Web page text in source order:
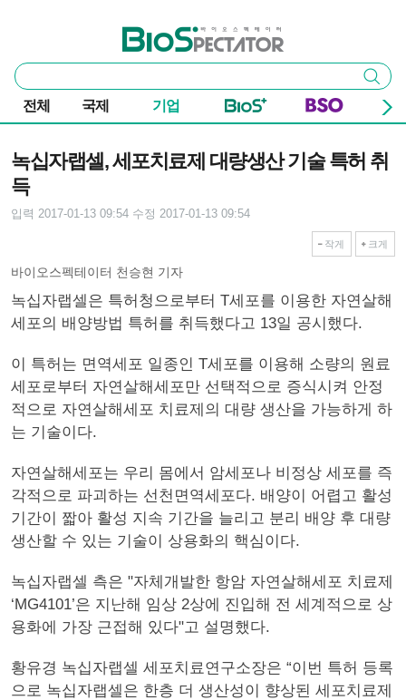
바이오스펙테이터
통
합
검
색
검색
전체 국제 기업
녹십자랩셀, 세포치료제 대량생산 기술 특허 취
득
입력 2017-01-13 09:54 수정 2017-01-13 09:54
작게 크게
바이오스펙테이터 천승현 기자
녹십자랩셀은 특허청으로부터 T세포를 이용한 자연살해
세포의 배양방법 특허를 취득했다고 13일 공시했다.
​이 특허는 면역세포 일종인 T세포를 이용해 소량의 원료
세포로부터 자연살해세포만 선택적으로 증식시켜 안정
적으로 자연살해세포 치료제의 대량 생산을 가능하게 하
는 기술이다.
자연살해세포는 우리 몸에서 암세포나 비정상 세포를 즉
각적으로 파괴하는 선천면역세포다. 배양이 어렵고 활성
기간이 짧아 활성 지속 기간을 늘리고 분리 배양 후 대량
생산할 수 있는 기술이 상용화의 핵심이다.
녹십자랩셀 측은 "자체개발한 항암 자연살해세포 치료제
‘MG4101’은 지난해 임상 2상에 진입해 전 세계적으로 상
용화에 가장 근접해 있다"고 설명했다.
황유경 녹십자랩셀 세포치료연구소장은 “이번 특허 등록
으로 녹십자랩셀은 한층 더 생산성이 향상된 세포치료제